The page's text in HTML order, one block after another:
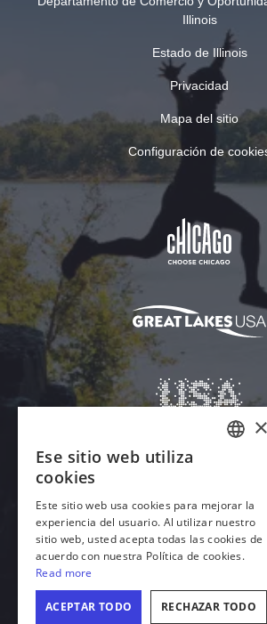
Illinois
Estado de Illinois
Privacidad
Mapa del sitio
Configuración de
Descargar Acrobat Reader
© 2026 Illinois de Comercio y
Illinois , Oficina de Turismo
Español (Mexicano)